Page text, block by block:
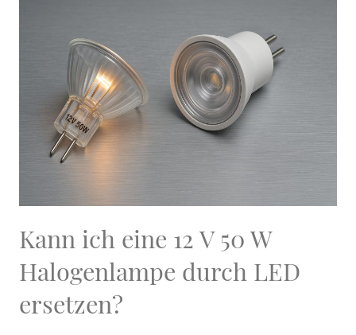
Kann ich eine 12 V 50 W
Halogenlampe durch LED
ersetzen?